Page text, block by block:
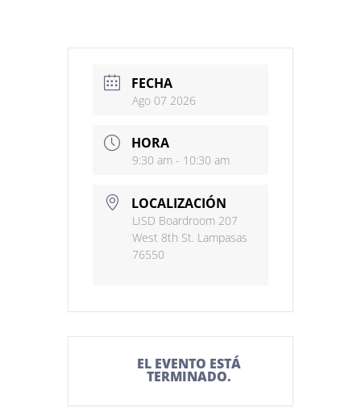
FECHA
Ago 07 2026
HORA
9:30 am - 10:30 am
LOCALIZACIÓN
LISD Boardroom 207
West 8th St. Lampasas
76550
EL EVENTO ESTÁ
TERMINADO.